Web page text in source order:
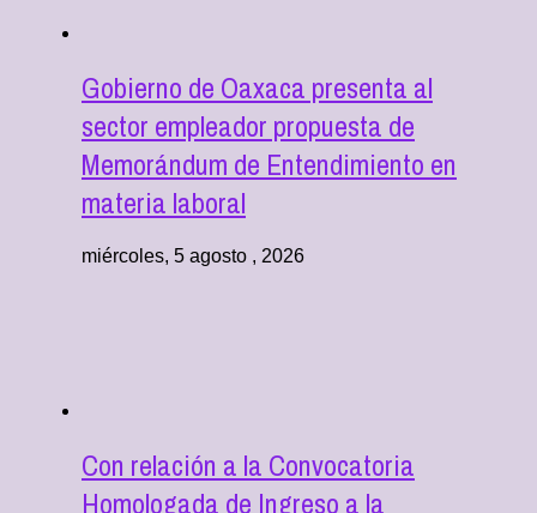
Gobierno de Oaxaca presenta al
sector empleador propuesta de
Memorándum de Entendimiento en
materia laboral
miércoles, 5 agosto , 2026
Con relación a la Convocatoria
Homologada de Ingreso a la